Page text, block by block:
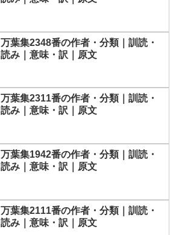
万葉集2348番の作者・分類｜訓読・
読み｜意味・訳｜原文
万葉集2311番の作者・分類｜訓読・
読み｜意味・訳｜原文
万葉集1942番の作者・分類｜訓読・
読み｜意味・訳｜原文
万葉集2111番の作者・分類｜訓読・
読み｜意味・訳｜原文